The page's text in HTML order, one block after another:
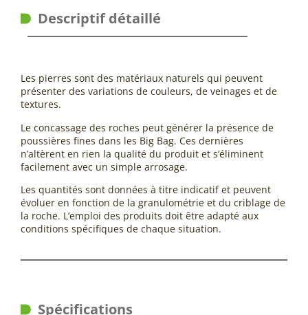
Descriptif détaillé
Les pierres sont des matériaux naturels qui peuvent
présenter des variations de couleurs, de veinages et de
textures.
Le concassage des roches peut générer la présence de
poussières fines dans les Big Bag. Ces dernières
n’altèrent en rien la qualité du produit et s’éliminent
facilement avec un simple arrosage.
Les quantités sont données à titre indicatif et peuvent
évoluer en fonction de la granulométrie et du criblage de
la roche. L’emploi des produits doit être adapté aux
conditions spécifiques de chaque situation.
Spécifications